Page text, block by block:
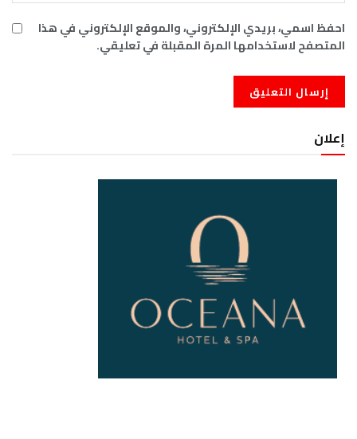
احفظ اسمي، بريدي الإلكتروني، والموقع الإلكتروني في هذا
المتصفح لاستخدامها المرة المقبلة في تعليقي.
إعلان